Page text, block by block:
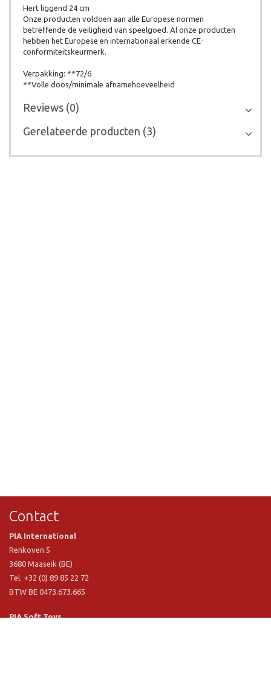
Hert liggend 24 cm
Onze producten voldoen aan alle Europese normen
betreffende de veiligheid van speelgoed. Al onze producten
hebben het Europese en internationaal erkende CE-
conformiteitskeurmerk.
Verpakking: **72/6
**Volle doos/minimale afnamehoeveelheid
Reviews (0)
Gerelateerde producten (3)
Contact
PIA International
Renkoven 5
3680 Maaseik (BE)
Tel. +32 (0) 89 85 22 72
BTW BE 0473.673.665
PIA Soft Toys